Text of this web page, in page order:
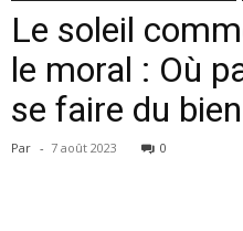
Le soleil
le moral : Où
se faire du
Par - 7 août 2023 0